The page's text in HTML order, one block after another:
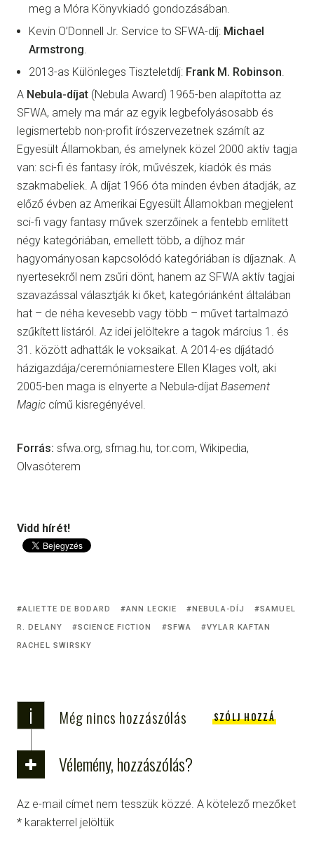
meg a Móra Könyvkiadó gondozásában.
Kevin O’Donnell Jr. Service to SFWA-díj: Michael
Armstrong
2013-as Különleges Tiszteletdíj: Frank M. Robinson
A Nebula-díjat (Nebula Award) 1965-ben alapította az
SFWA, amely ma már az egyik legbefolyásosabb és
legismertebb non-profit írószervezetnek számít az
Egyesült Államokban, és amelynek közel 2000 aktív tagja
van: sci-fi és fantasy írók, művészek, kiadók és más
szakmabeliek. A díjat 1966 óta minden évben átadják, az
előző évben az Amerikai Egyesült Államokban megjelent
sci-fi vagy fantasy művek szerzőinek a fentebb említett
négy kategóriában, emellett több, a díjhoz már
hagyományosan kapcsolódó kategóriában is díjaznak. A
nyertesekről nem zsűri dönt, hanem az SFWA aktív tagjai
szavazással választják ki őket, kategóriánként általában
hat – de néha kevesebb vagy több – művet tartalmazó
szűkített listáról. Az idei jelöltekre a tagok március 1. és
31. között adhatták le voksaikat. A 2014-es díjátadó
házigazdája/ceremóniamestere Ellen Klages volt, aki
2005-ben maga is elnyerte a Nebula-díjat Basement
Magic című kisregényével.
Forrás: sfwa.org, sfmag.hu, tor.com, Wikipedia,
Olvasóterem
Vidd hírét!
ALIETTE DE BODARD ANN LECKIE NEBULA-DÍJ
SAMUEL
R. DELANY
SCIENCE FICTION SFWA
VYLAR KAFTAN
RACHEL SWIRSKY
i Még nincs hozzászólás SZÓLJ HOZZÁ
Vélemény, hozzászólás?
Az e-mail címet nem tesszük közzé. A kötelező mezőket
* karakterrel jelöltük